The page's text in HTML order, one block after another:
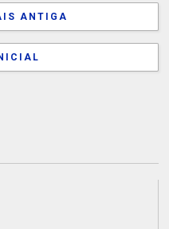
ANTIGA